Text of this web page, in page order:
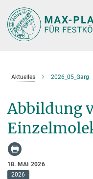
Hauptinhalt
Aktuelles 2026_05_Garg
Abbildung
18. MAI 2026
2026